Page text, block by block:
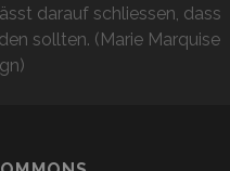
darauf schliessen, dass
sollten. (Marie Marquise